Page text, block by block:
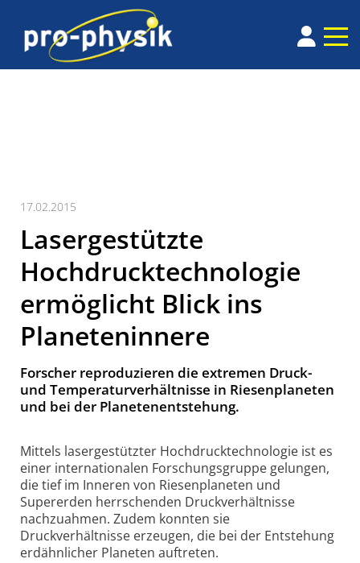
17.02.2015
Lasergestützte
Hochdrucktechnologie
ermöglicht Blick ins
Planeteninnere
Forscher reproduzieren die extremen Druck-
und Temperaturverhältnisse in Riesenplaneten
und bei der Planetenentstehung.
Mittels lasergestützter Hochdrucktechnologie ist es
einer internationalen Forschungsgruppe gelungen,
die tief im Inneren von Riesenplaneten und
Supererden herrschenden Druckverhältnisse
nachzuahmen. Zudem konnten sie
Druckverhältnisse erzeugen, die bei der Entstehung
erdähnlicher Planeten auftreten.